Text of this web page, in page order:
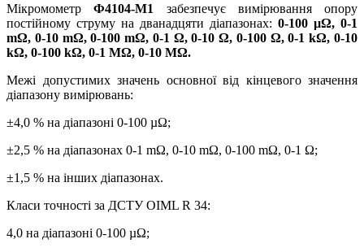
МікромометрФ4104-М1
забезпечує вимірювання опору
постійному струму на дванадцяти діапазонах: 0-100 µΩ, 0-1
mΩ, 0-10 mΩ, 0-100 mΩ, 0-1 Ω, 0-10 Ω, 0-100 Ω, 0-1 kΩ, 0-10
kΩ, 0-100 kΩ, 0-1 МΩ, 0-10 МΩ.
Межі допустимих значень основної від кінцевого значення
діапазону вимірювань:
±4,0 % на діапазоні 0-100 µΩ;
±2,5 % на діапазонах 0-1 mΩ, 0-10 mΩ, 0-100 mΩ, 0-1 Ω;
±1,5 % на інших діапазонах.
Класи точності за ДСТУ OIML R 34:
4,0 на діапазоні 0-100 µΩ;